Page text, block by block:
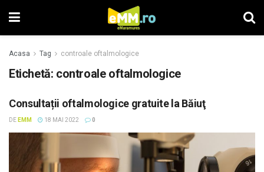
Acasa Tag controale oftalmologice
Etichetă: controale oftalmologice
Consultații oftalmologice gratuite la Băiuţ
DE EMM 18 MAI 2022 0